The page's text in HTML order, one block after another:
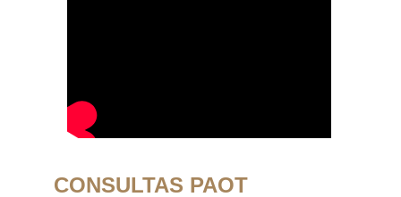
CONSULTAS PAOT